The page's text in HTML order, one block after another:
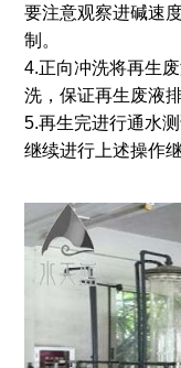
要注意观察进碱速
制。
4.正向冲洗将再生
洗，保证再生废液
5.再生完进行通水
继续进行上述操作继